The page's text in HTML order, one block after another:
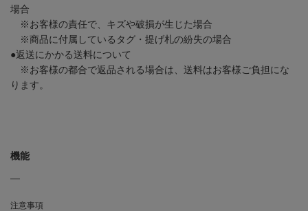
場合
※お客様の責任で、キズや破損が生じた場合
※商品に付属しているタグ・提げ札の紛失の場合
●返送にかかる送料について
※お客様の都合で返品される場合は、送料はお客様ご負担にな
ります。
機能
―
注意事項